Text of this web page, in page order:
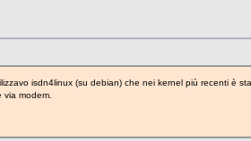
isdn4linux (su debian) che nei kernel più recenti è
modem.